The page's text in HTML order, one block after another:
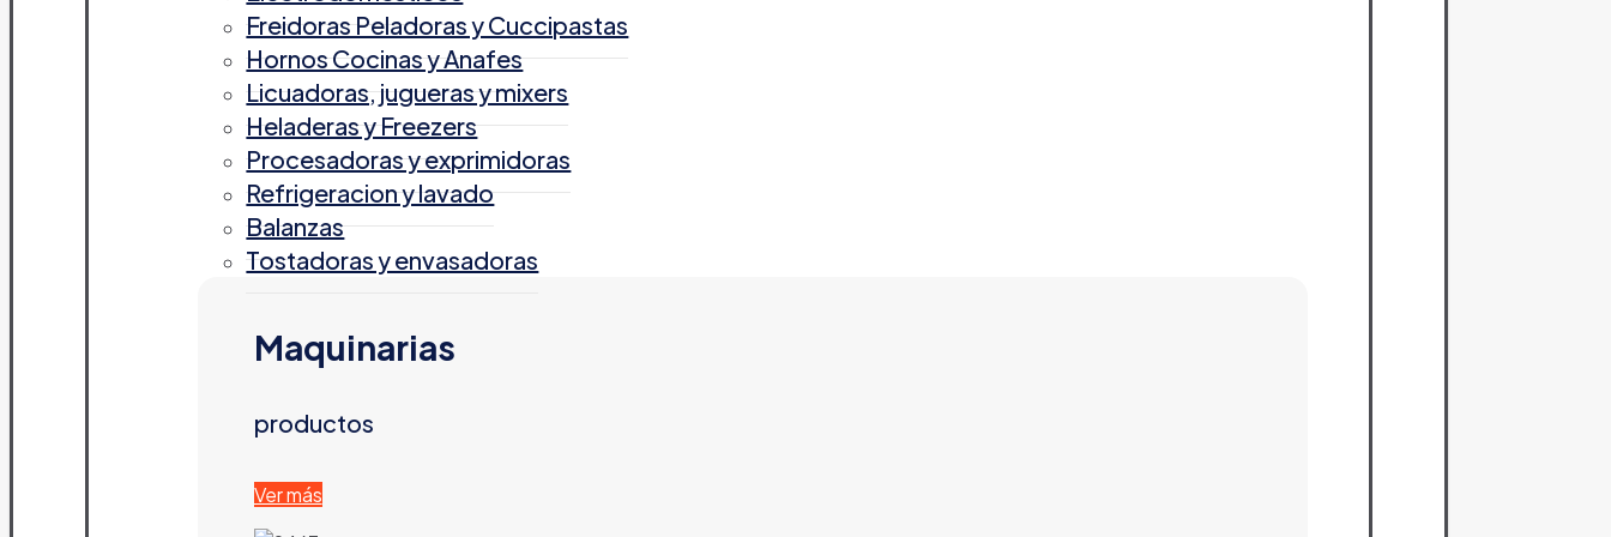
Freidoras Peladoras y Cuccipastas
Hornos Cocinas y Anafes
Licuadoras, jugueras y mixers
Heladeras y Freezers
Procesadoras y exprimidoras
Refrigeracion y lavado
Balanzas
Tostadoras y envasadoras
Maquinarias
productos
Ver más